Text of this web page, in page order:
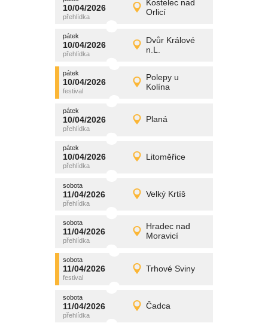
10/04/2026
Kostelec nad
Orlicí
pátek
10/04/2026 Detail
pátek
10/04/2026
Dvůr Králové
n.L.
pátek
10/04/2026 Detail
promítání
pátek
10/04/2026
Polepy u
Kolína
pátek
10/04/2026 Detail
promítání
pátek
10/04/2026 Planá
pátek
10/04/2026 Detail
promítání
pátek
10/04/2026 Litoměřice
pátek
10/04/2026 Detail
promítání
sobota
11/04/2026 Velký Krtíš
sobota
11/04/2026 Detail
promítání
sobota
11/04/2026
Hradec nad
Moravicí
sobota
11/04/2026 Detail
promítání
sobota
11/04/2026 Trhové Sviny
sobota
11/04/2026 Detail
promítání
sobota
11/04/2026 Čadca
sobota
11/04/2026 Detail
promítání